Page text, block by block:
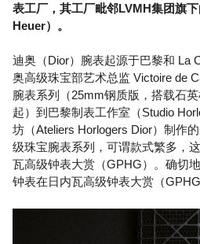
表工厂，其工厂毗邻LVMH集团旗
Heuer）。
迪奥（Dior）腕表起源于巴黎和 La
奥高级珠宝部艺术总监 Victoire de
腕表系列（25mm钢质版，搭载石
起）到巴黎制表工作室（Studio
坊（Ateliers Horlogers Dior）制作
级珠宝腕表系列，可谓款式繁多，
瓦高级钟表大赏（GPHG）。确切
钟表在日内瓦高级钟表大赏（